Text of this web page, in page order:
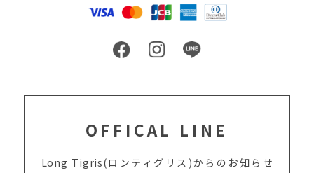
OFFICAL LINE
Long Tigris(ロンティグリス)からのお知らせ